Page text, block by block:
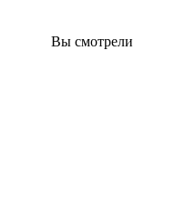
Вы смотрели